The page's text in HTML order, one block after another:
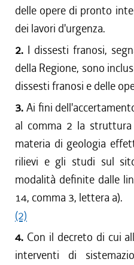
delle opere di pronto
dei lavori d'urgenza.
2. I dissesti franosi,
della Regione, sono
dissesti franosi e delle
3. Ai fini
al comma 2 la
materia di geologia
rilievi e gli studi sul
modalità definite dalle
14, comma 3, lettera a).
(2)
4. Con il decreto di cui
interventi di